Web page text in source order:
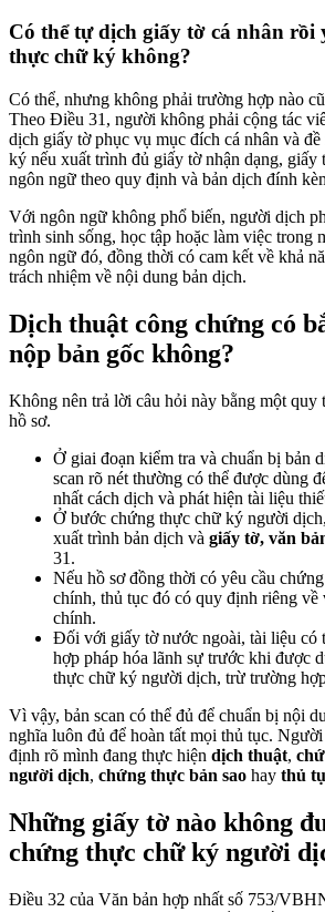
Có thể tự dịch giấy tờ cá nhân rồi
thực chữ ký không?
Có thể, nhưng không phải trường hợp nào
Theo Điều 31, người không phải cộng tác
dịch giấy tờ phục vụ mục đích cá nhân và
ký nếu xuất trình đủ giấy tờ nhận dạng,
ngôn ngữ theo quy định và bản dịch đính
Với ngôn ngữ không phổ biến, người dịch
trình sinh sống, học tập hoặc làm việc trong
ngôn ngữ đó, đồng thời có cam kết về khả
trách nhiệm về nội dung bản dịch.
Dịch thuật công chứng có
nộp bản gốc không?
Không nên trả lời câu hỏi này bằng một quy
hồ sơ.
Ở giai đoạn kiểm tra và chuẩn bị bản
scan rõ nét thường có thể được dùng
nhất cách dịch và phát hiện tài liệu
Ở bước chứng thực chữ ký người
xuất trình bản dịch và giấy tờ, văn
31.
Nếu hồ sơ đồng thời có yêu cầu
chính, thủ tục đó có quy định riêng về
chính.
Đối với giấy tờ nước ngoài, tài liệu có
hợp pháp hóa lãnh sự trước khi được
thực chữ ký người dịch, trừ trường
Vì vậy, bản scan có thể đủ để chuẩn bị nội
nghĩa luôn đủ để hoàn tất mọi thủ tục.
định rõ mình đang thực hiện dịch thuật,
người dịch, chứng thực bản sao hay thủ
Những giấy tờ nào không
chứng thực chữ ký người
Điều 32 của Văn bản hợp nhất số 753/